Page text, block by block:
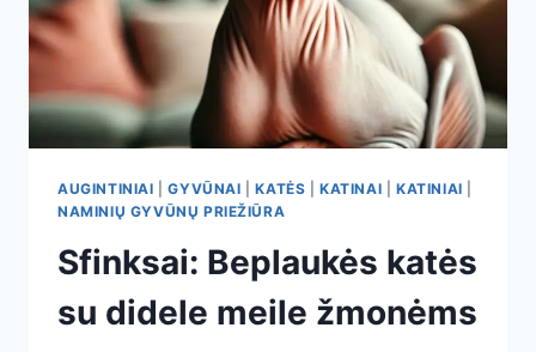
AUGINTINIAI |GYVŪNAI |KATĖS |KATINAI |KATINIAI
NAMINIŲ GYVŪNŲ PRIEŽIŪRA
Sfinksai: Beplaukės katės
su didele meile žmonėms